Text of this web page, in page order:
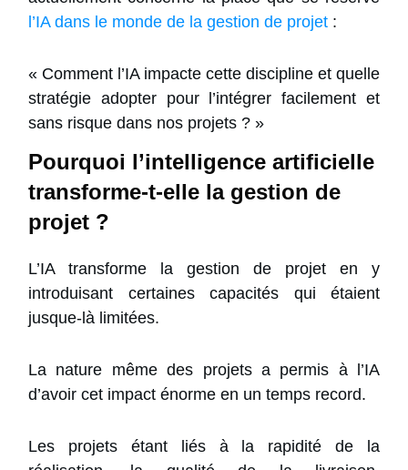
l’IA dans le monde de la gestion de projet :
« Comment l’IA impacte cette discipline et quelle
stratégie adopter pour l’intégrer facilement et
sans risque dans nos projets ? »
Pourquoi l’intelligence artificielle
transforme-t-elle la gestion de
projet ?
L’IA transforme la gestion de projet en y
introduisant certaines capacités qui étaient
jusque-là limitées.
La nature même des projets a permis à l’IA
d’avoir cet impact énorme en un temps record.
Les projets étant liés à la rapidité de la